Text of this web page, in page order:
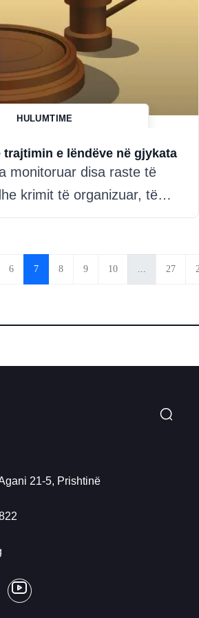
HULUMTIME
trajtimin e lëndëve në gjykata
monitoruar disa raste të
krimit të organizuar, të…
6 7 8 9 10 ... 27
21-5, Prishtinë